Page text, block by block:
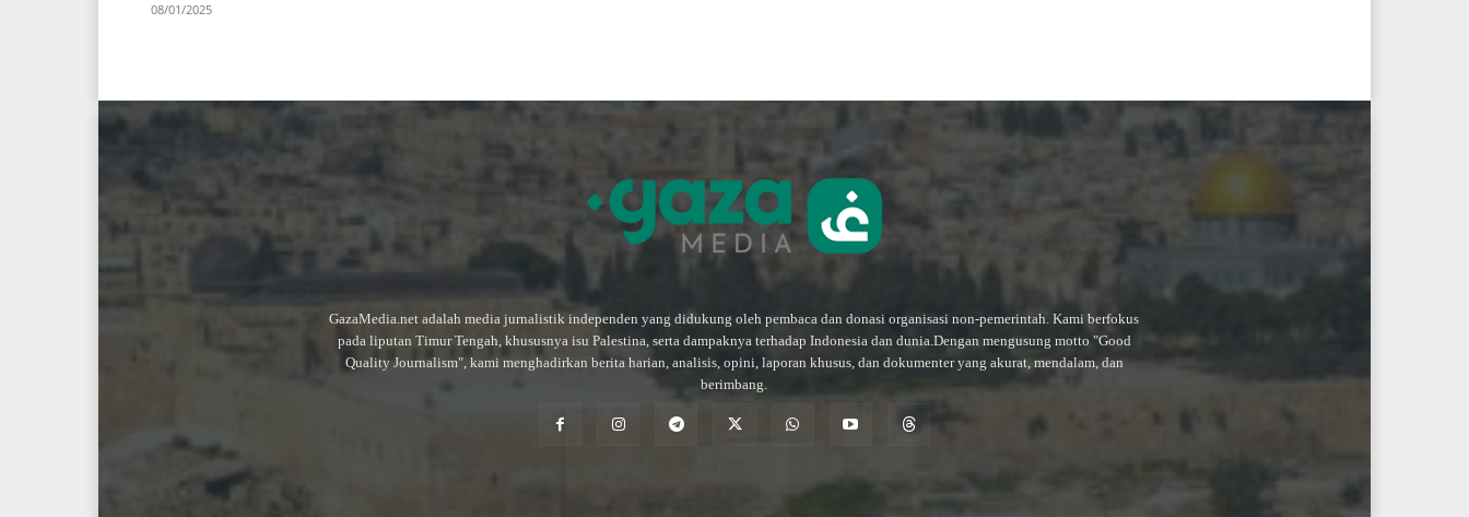
08/01/2025
GazaMedia.net adalah media jurnalistik independen yang didukung oleh pembaca dan donasi organisasi non-pemerintah. Kami berfokus
pada liputan Timur Tengah, khususnya isu Palestina, serta dampaknya terhadap Indonesia dan dunia.Dengan mengusung motto "Good
Quality Journalism", kami menghadirkan berita harian, analisis, opini, laporan khusus, dan dokumenter yang akurat, mendalam, dan
berimbang.